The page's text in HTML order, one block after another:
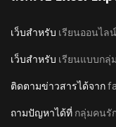
เว็บสำหรับ เรียนออนไลน์
เว็บสำหรับ เรียนแบบกลุ่
ติดตามข่าวสารได้จาก
ถามปัญหาได้ที่ กลุ่มคนรัก